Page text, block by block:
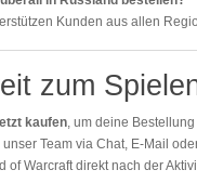
Kunden aus allen
zum
kaufen, um deine
unser Team via Chat, E-Mail
of Warcraft direkt nach der